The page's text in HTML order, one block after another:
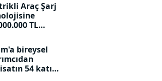
Araç Şarj
TL
bireysel
54 katı